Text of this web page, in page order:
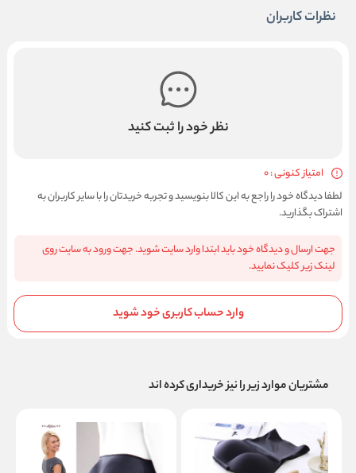
نظرات کاربران
نظر خود را ثبت کنید
امتیاز کنونی : 0
لطفا دیدگاه خود را راجع به این کالا بنویسید و تجربه خریدتان را با سایر کاربران به
اشتراک بگذارید.
جهت ارسال و دیدگاه خود باید ابتدا وارد سایت شوید. جهت ورود به سایت روی
لینک زیر کلیک نمایید.
وارد حساب کاربری خود شوید
مشتریان موارد زیر را نیز خریداری کرده اند